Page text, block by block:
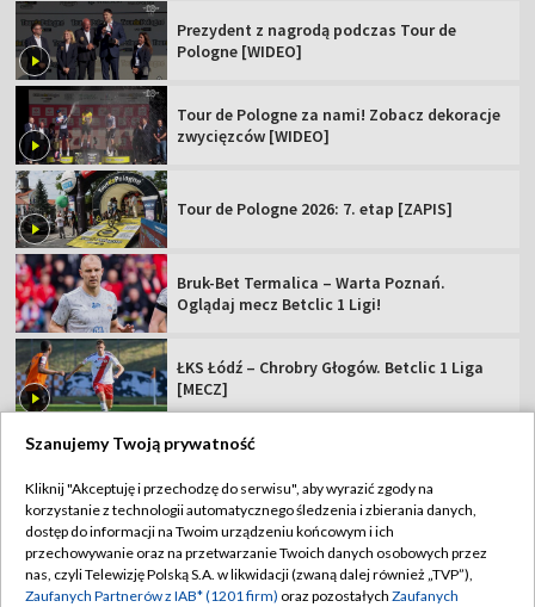
Prezydent z nagrodą podczas Tour de
Pologne [WIDEO]
Tour de Pologne za nami! Zobacz dekoracje
zwycięzców [WIDEO]
Tour de Pologne 2026: 7. etap [ZAPIS]
Bruk-Bet Termalica – Warta Poznań.
Oglądaj mecz Betclic 1 Ligi!
ŁKS Łódź – Chrobry Głogów. Betclic 1 Liga
[MECZ]
TVP
Abonament TVP
Sklep TVP
Regulamin TVP
Polityka prywatności
Szanujemy Twoją prywatność
Kliknij "Akceptuję i przechodzę do serwisu", aby wyrazić zgody na
korzystanie z technologii automatycznego śledzenia i zbierania danych,
dostęp do informacji na Twoim urządzeniu końcowym i ich
przechowywanie oraz na przetwarzanie Twoich danych osobowych przez
nas, czyli Telewizję Polską S.A. w likwidacji (zwaną dalej również „TVP”),
Zaufanych Partnerów z IAB* (1201 firm) oraz pozostałych Zaufanych